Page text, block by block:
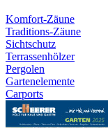
Komfort-Zäune
Traditions-Zäune
Sichtschutz
Terrassenhölzer
Pergolen
Gartenelemente
Carports